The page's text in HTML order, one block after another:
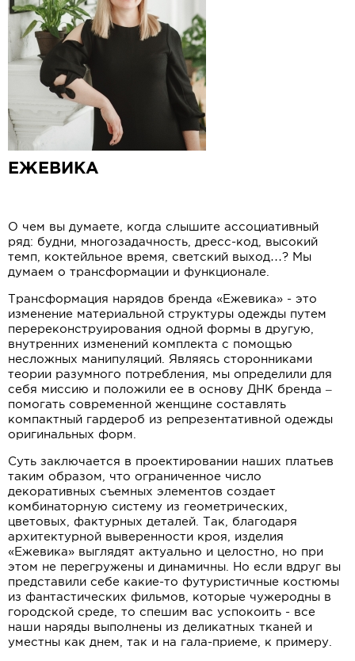
ЕЖЕВИКА
О чем вы думаете, когда слышите ассоциативный
ряд: будни, многозадачность, дресс-код, высокий
темп, коктейльное время, светский выход…? Мы
думаем о трансформации и функционале.
Трансформация нарядов бренда «Ежевика» - это
изменение материальной структуры одежды путем
перереконструирования одной формы в другую,
внутренних изменений комплекта с помощью
несложных манипуляций. Являясь сторонниками
теории разумного потребления, мы определили для
себя миссию и положили ее в основу ДНК бренда –
помогать современной женщине составлять
компактный гардероб из репрезентативной одежды
оригинальных форм.
Суть заключается в проектировании наших платьев
таким образом, что ограниченное число
декоративных съемных элементов создает
комбинаторную систему из геометрических,
цветовых, фактурных деталей. Так, благодаря
архитектурной выверенности кроя, изделия
«Ежевика» выглядят актуально и целостно, но при
этом не перегружены и динамичны. Но если вдруг вы
представили себе какие-то футуристичные костюмы
из фантастических фильмов, которые чужеродны в
городской среде, то спешим вас успокоить - все
наши наряды выполнены из деликатных тканей и
уместны как днем, так и на гала-приеме, к примеру.